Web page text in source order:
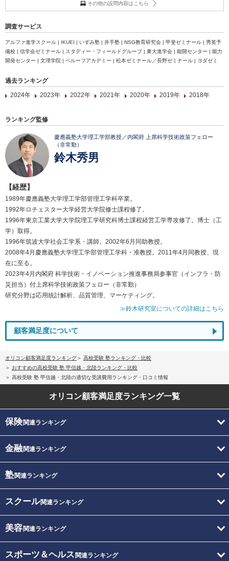
その他の設問内容はこちら
調査サービス
アルファ進学スクール | IKUEI | いずみ塾 | 井手塾 | NSG教育研究会 | 甲斐ゼミナール | 秀英予
備校 | 信学会ゼミナール | スタディー・フィールドグループ | 東大進学会 | 能開センター | 能力
開発センター | 文理学院 | ベルーフアカデミー | 松本ゼミナール／長野ゼミナール | ヨダゼミ
過去ランキング
2024年
2023年 2022年 2021年 2020年 2019年 2018年
ランキング監修
慶應義塾大学理工学部教授／内閣府 上席科学技術政策フェロー
（非常勤）
鈴木秀男
【経歴】
1989年慶應義塾大学理工学部管理工学科卒業。
1992年ロチェスター大学経営大学院修士課程修了。
1996年東京工業大学大学院理工学研究科博士課程経営工学専攻修了。博士（工
学）取得。
1996年筑波大学社会工学系・講師。2002年6月同助教授。
2008年4月慶應義塾大学理工学部管理工学科・准教授。2011年4月同教授、現
在に至る。
2023年4月内閣府 科学技術・イノベーション推進事務局参事官（インフラ・防
災担当）付上席科学技術政策フェロー（非常勤）
研究分野は応用統計解析、品質管理、マーケティング。
≫鈴木研究室についての詳細はこちら
顧客満足度について
オリコン顧客満足度ランキング
高校受験 塾ランキング・比較
おすすめの高校受験 塾 甲信越・北陸ランキング・比較
高校受験 塾 甲信越・北陸の適切な受講費用ランキング・口コミ情報
オリコン顧客満足度ランキング一覧
保険関連ランキング
金融関連ランキング
塾関連ランキング
スクール関連ランキング
美容関連ランキング
スポーツ＆ヘルス 関連ランキング